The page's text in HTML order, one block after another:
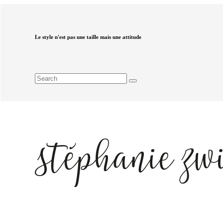
Le style n'est pas une taille mais une attitude